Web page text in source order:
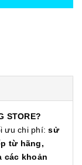
STORE?
ưu chi phí:sử
từ hãng,
các khoản